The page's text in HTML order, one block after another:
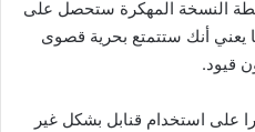
النسخة المهكرة ستحصل على
يعني أنك ستتمتع بحرية قصوى
قيود.
على استخدام قنابل بشكل غير